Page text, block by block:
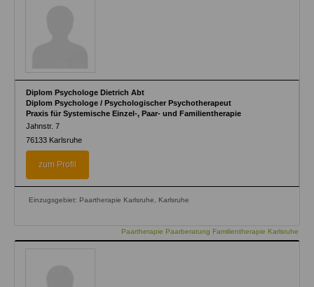
Diplom Psychologe Dietrich Abt
Diplom Psychologe / Psychologischer Psychotherapeut
Praxis für Systemische Einzel-, Paar- und Familientherapie
Jahnstr. 7
76133 Karlsruhe
zum Profil
Einzugsgebiet: Paartherapie Karlsruhe, Karlsruhe
Paartherapie Paarberatung Familientherapie Karlsruhe